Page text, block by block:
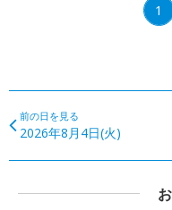
1
前の日を見る
2026年8月4日(火)